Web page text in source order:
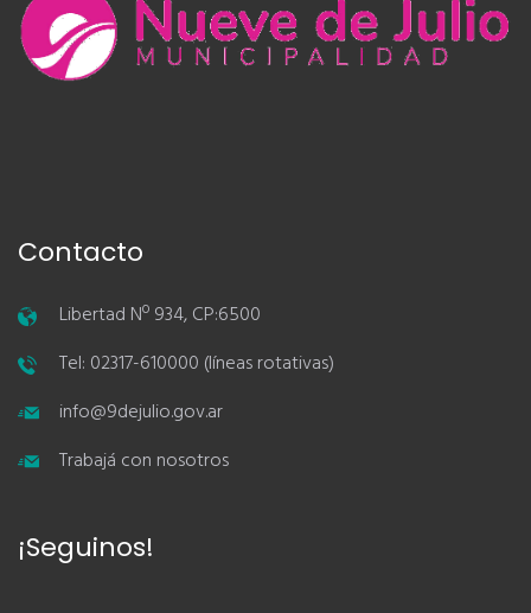
Contacto
Libertad Nº 934, CP:6500
Tel: 02317-610000 (líneas rotativas)
info@9dejulio.gov.ar
Trabajá con nosotros
¡Seguinos!